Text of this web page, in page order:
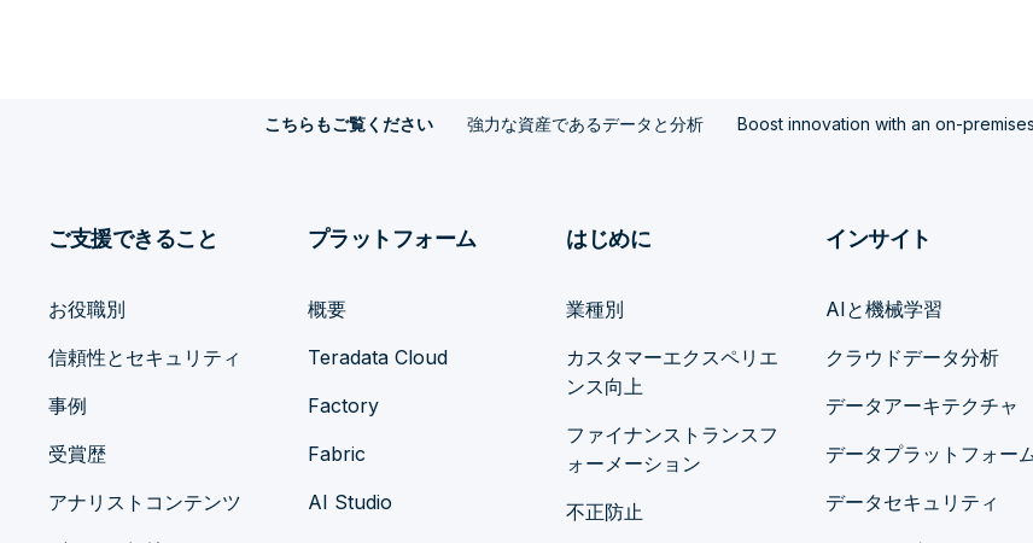
こちらもご覧ください 強力な資産であるデータと分析 Boost innovation with an on-
ご支援できること
お役職別
信頼性とセキュリティ
事例
受賞歴
アナリストコンテンツ
プラットフォーム
概要
Teradata Cloud
Factory
Fabric
AI Studio
はじめに
業種別
カスタマーエクスペリエ
ンス向上
ファイナンストランスフ
ォーメーション
不正防止
インサイト
AIと機械学習
クラウドデータ分析
データアーキテクチャ
データプラットフォー
データセキュリティ